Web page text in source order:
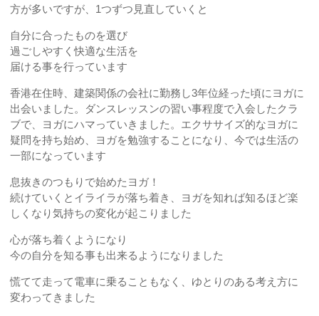
方が多いですが、1つずつ見直していくと
自分に合ったものを選び
過ごしやすく快適な生活を
届ける事を行っています
香港在住時、建築関係の会社に勤務し3年位経った頃にヨガに
出会いました。ダンスレッスンの習い事程度で入会したクラ
ブで、ヨガにハマっていきました。エクササイズ的なヨガに
疑問を持ち始め、ヨガを勉強することになり、今では生活の
一部になっています
息抜きのつもりで始めたヨガ！
続けていくとイライラが落ち着き、ヨガを知れば知るほど楽
しくなり気持ちの変化が起こりました
心が落ち着くようになり
今の自分を知る事も出来るようになりました
慌てて走って電車に乗ることもなく、ゆとりのある考え方に
変わってきました